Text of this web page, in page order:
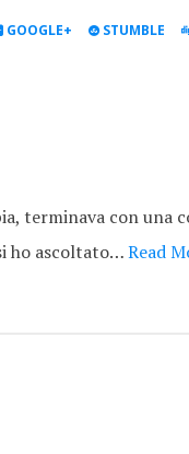
GOOGLE+ STUMBLE
terminava con una
ho ascoltato…Read